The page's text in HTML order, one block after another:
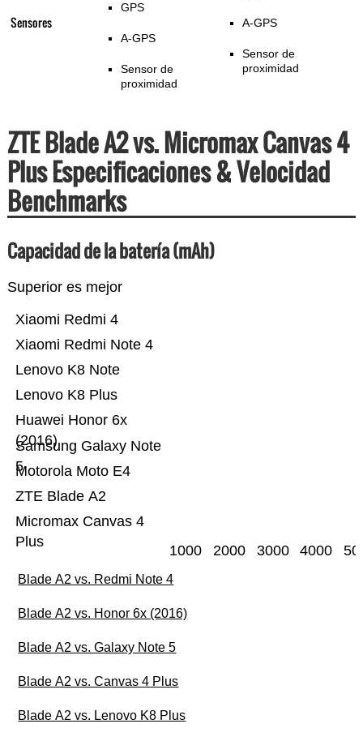
Sensores
GPS
A-GPS
Sensor de
proximidad
A-GPS
Sensor de
proximidad
ZTE Blade A2 vs. Micromax Canvas 4
Plus Especificaciones & Velocidad
Benchmarks
Capacidad de la batería (mAh)
Superior es mejor
Micromax Canvas 4
Plus
ZTE Blade A2
Motorola Moto E4
Samsung Galaxy Note
5
Huawei Honor 6x
(2016)
Lenovo K8 Plus
Lenovo K8 Note
Xiaomi Redmi Note 4
Xiaomi Redmi 4
1000 2000 3000 4000
Blade A2 vs. Redmi Note 4
Blade A2 vs. Honor 6x (2016)
Blade A2 vs. Galaxy Note 5
Blade A2 vs. Canvas 4 Plus
Blade A2 vs. Lenovo K8 Plus